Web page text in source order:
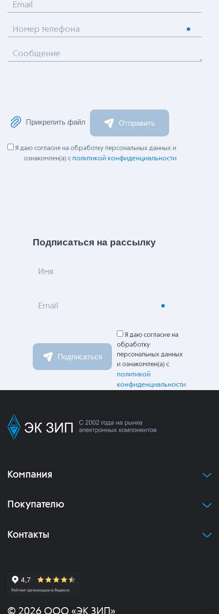
Email
Номер телефона
Сообщение
Прикрепить файл Отправить
Я даю согласие на обработку персональных данных и
ознакомлен(а) с политикой конфиденциальности
Подписаться на рассылку
Имя
Email
Подписаться
Я даю согласие на
обработку
персональных данных
и ознакомлен(а) с
политикой
конфиденциальности
Компания
Покупателю
Контакты
© 2026 ООО «ЭК ЗИП»